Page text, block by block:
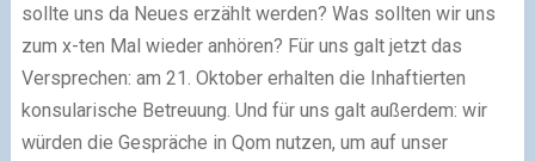
sollte uns da Neues erzählt werden? Was sollten wir uns
zum x-ten Mal wieder anhören? Für uns galt jetzt das
Versprechen: am 21. Oktober erhalten die Inhaftierten
konsularische Betreuung. Und für uns galt außerdem: wir
würden die Gespräche in Qom nutzen, um auf unser